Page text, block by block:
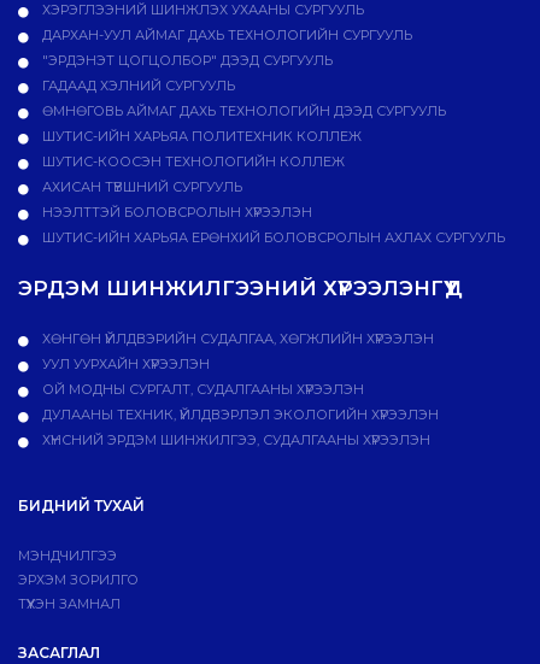
ХЭРЭГЛЭЭНИЙ ШИНЖЛЭХ УХААНЫ СУРГУУЛЬ
ДАРХАН-УУЛ АЙМАГ ДАХЬ ТЕХНОЛОГИЙН СУРГУУЛЬ
"ЭРДЭНЭТ ЦОГЦОЛБОР" ДЭЭД СУРГУУЛЬ
ГАДААД ХЭЛНИЙ СУРГУУЛЬ
ӨМНӨГОВЬ АЙМАГ ДАХЬ ТЕХНОЛОГИЙН ДЭЭД СУРГУУЛЬ
ШУТИС-ИЙН ХАРЬЯА ПОЛИТЕХНИК КОЛЛЕЖ
ШУТИС-КООСЭН ТЕХНОЛОГИЙН КОЛЛЕЖ
АХИСАН ТҮВШНИЙ СУРГУУЛЬ
НЭЭЛТТЭЙ БОЛОВСРОЛЫН ХҮРЭЭЛЭН
ШУТИС-ИЙН ХАРЬЯА ЕРӨНХИЙ БОЛОВСРОЛЫН АХЛАХ СУРГУУЛЬ
ЭРДЭМ ШИНЖИЛГЭЭНИЙ ХҮРЭЭЛЭНГҮҮД
ХӨНГӨН ҮЙЛДВЭРИЙН СУДАЛГАА, ХӨГЖЛИЙН ХҮРЭЭЛЭН
УУЛ УУРХАЙН ХҮРЭЭЛЭН
ОЙ МОДНЫ СУРГАЛТ, СУДАЛГААНЫ ХҮРЭЭЛЭН
ДУЛААНЫ ТЕХНИК, ҮЙЛДВЭРЛЭЛ ЭКОЛОГИЙН ХҮРЭЭЛЭН
ХҮНСНИЙ ЭРДЭМ ШИНЖИЛГЭЭ, СУДАЛГААНЫ ХҮРЭЭЛЭН
БИДНИЙ ТУХАЙ
МЭНДЧИЛГЭЭ
ЭРХЭМ ЗОРИЛГО
ТҮҮХЭН ЗАМНАЛ
ЗАСАГЛАЛ